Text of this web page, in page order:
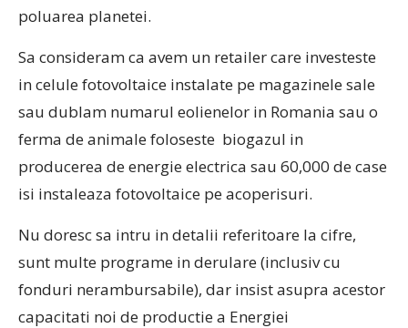
poluarea planetei.
Sa consideram ca avem un retailer care investeste
in celule fotovoltaice instalate pe magazinele sale
sau dublam numarul eolienelor in Romania sau o
ferma de animale foloseste biogazul in
producerea de energie electrica sau 60,000 de case
isi instaleaza fotovoltaice pe acoperisuri.
Nu doresc sa intru in detalii referitoare la cifre,
sunt multe programe in derulare (inclusiv cu
fonduri nerambursabile), dar insist asupra acestor
capacitati noi de productie a Energiei